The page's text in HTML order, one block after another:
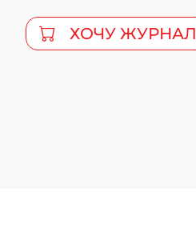
ХОЧУ ЖУРНАЛ